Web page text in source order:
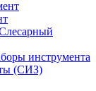
инструмента
(СИЗ)